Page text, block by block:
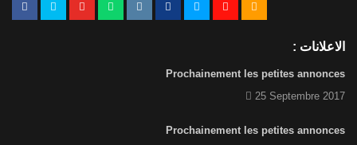
الاعلانات :
Prochainement les petites annonces
25 Septembre 2017
Prochainement les petites annonces